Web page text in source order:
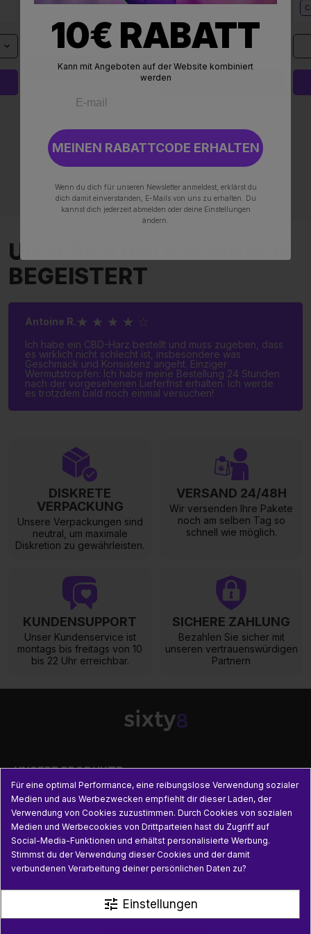
1
HINZUFÜGEN 19,90 €
CBD 20% -20%
UNSERE KUNDEN WAREN
BEGEISTERT
Antoine R. ★ ★ ★ ★ ☆
Ich habe ein CBD-Harz bestellt und muss zugeben, dass
es wirklich nicht schlecht ist, insbesondere was
Geschmack und Konsistenz angeht. Einziger
Wermutstropfen: Ich habe meine Bestellung 24 Stunden
nach der vorgesehenen Lieferfrist erhalten. Ich werde
es trotzdem bald noch einmal versuchen!
DISKRETE
VERPACKUNG
Unsere Verpackungen sind
neutral, um maximale
Diskretion zu gewährleisten.
VERSAND 24/48H
Wir versenden Ihre Pakete
noch am selben Tag so
schnell wie möglich.
KUNDENSUPPORT
Unser Kundenservice ist
montags bis freitags von 10
bis 22 Uhr erreichbar.
SICHERE ZAHLUNG
Bezahlen Sie sicher mit
unseren vertrauenswürdigen
Partnern
UNSERE PRODUKTE 
PRAKTISCHE INFORMATIONEN 
NÜTZLICHE LINKS
Für eine optimal Performance, eine reibungslose Verwendung sozialer
Medien und aus Werbezwecken empfiehlt dir dieser Laden, der
Verwendung von Cookies zuzustimmen. Durch Cookies von sozialen
Medien und Werbecookies von Drittparteien hast du Zugriff auf
Social-Media-Funktionen und erhältst personalisierte Werbung.
Stimmst du der Verwendung dieser Cookies und der damit
verbundenen Verarbeitung deiner persönlichen Daten zu?
tune Einstellungen
10€ RABATT
Kann mit Angeboten auf der Website kombiniert
werden
MEINEN RABATTCODE ERHALTEN
Wenn du dich für unseren Newsletter anmeldest, erklärst du
dich damit einverstanden, E-Mails von uns zu erhalten. Du
kannst dich jederzeit abmelden oder deine Einstellungen
ändern.